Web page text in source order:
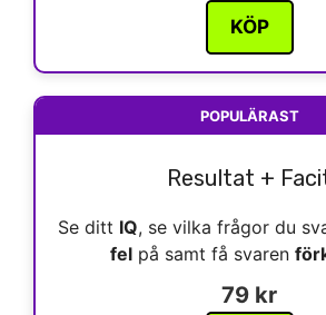
KÖP
POPULÄRAST
Resultat +
Se ditt IQ, se vilka frågor du
felpå samt få svaren
79 kr